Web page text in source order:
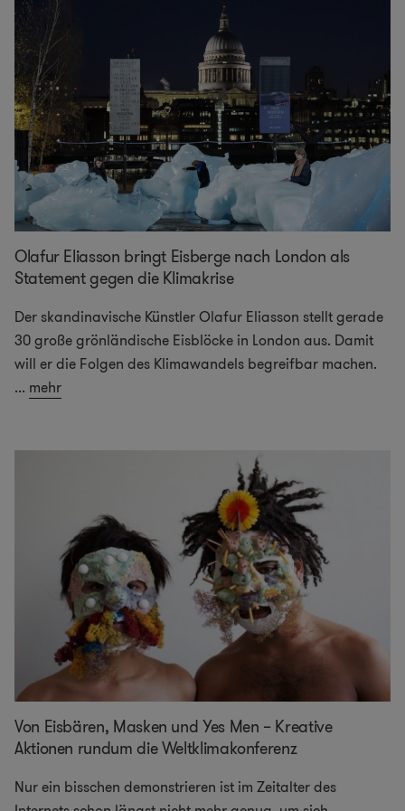
Olafur Eliasson bringt Eisberge nach London als
Statement gegen die Klimakrise
Der skandinavische Künstler Olafur Eliasson stellt gerade
30 große grönländische Eisblöcke in London aus. Damit
will er die Folgen des Klimawandels begreifbar machen.
... mehr
Von Eisbären, Masken und Yes Men – Kreative
Aktionen rundum die Weltklimakonferenz
Nur ein bisschen demonstrieren ist im Zeitalter des